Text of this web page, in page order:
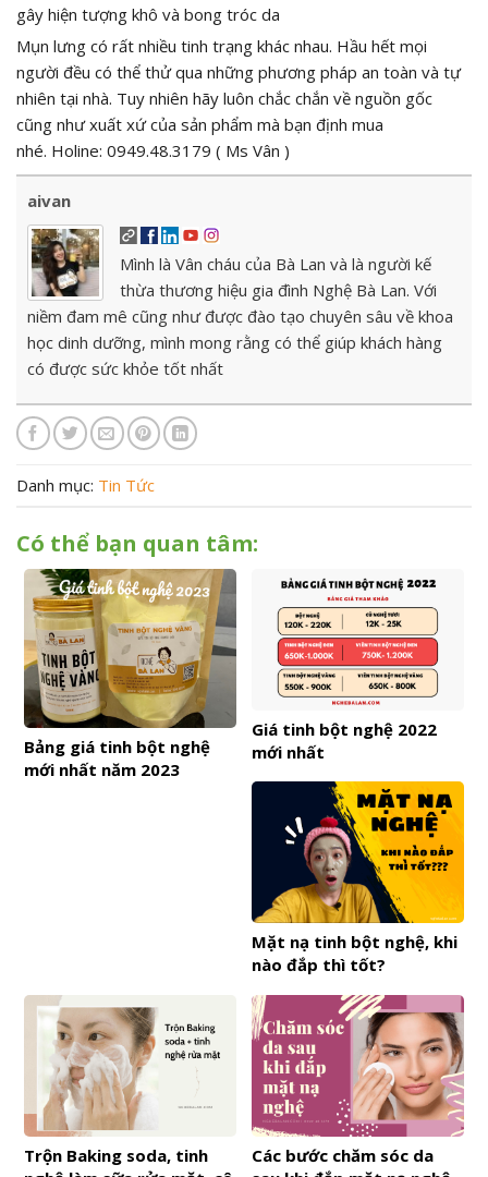
gây hiện tượng khô và bong tróc da
Mụn lưng có rất nhiều tinh trạng khác nhau. Hầu hết mọi
người đều có thể thử qua những phương pháp an toàn và tự
nhiên tại nhà. Tuy nhiên hãy luôn chắc chắn về nguồn gốc
cũng như xuất xứ của sản phẩm mà bạn định mua
nhé. Holine: 0949.48.3179 ( Ms Vân )
aivan
Mình là Vân cháu của Bà Lan và là người kế
thừa thương hiệu gia đình Nghệ Bà Lan. Với
niềm đam mê cũng như được đào tạo chuyên sâu về khoa
học dinh dưỡng, mình mong rằng có thể giúp khách hàng
có được sức khỏe tốt nhất
Danh mục: Tin Tức
Có thể bạn quan tâm:
Bảng giá tinh bột nghệ
mới nhất năm 2023
Giá tinh bột nghệ 2022
mới nhất
Mặt nạ tinh bột nghệ, khi
nào đắp thì tốt?
Trộn Baking soda, tinh
Các bước chăm sóc da